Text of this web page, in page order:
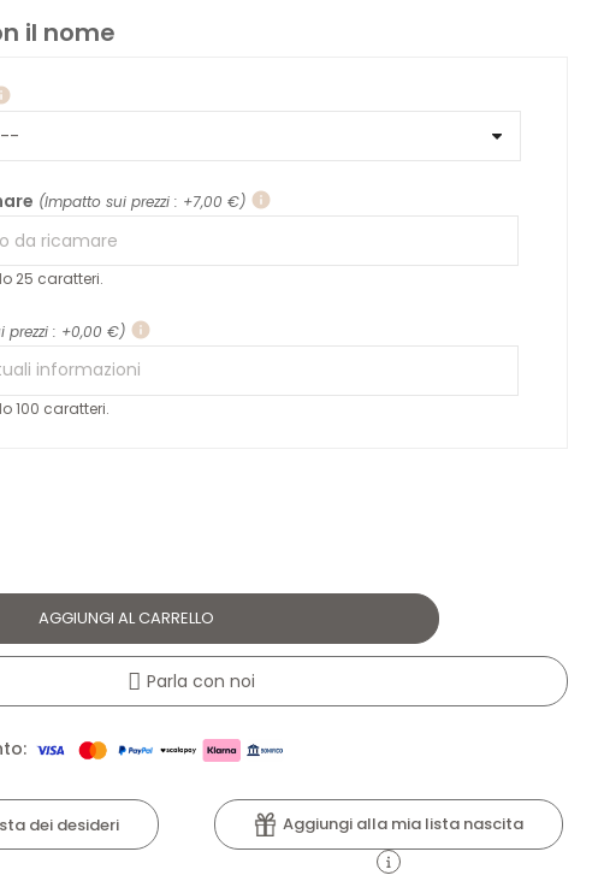
il nome
(Impatto sui prezzi : +7,00 €) info
25 caratteri.
prezzi : +0,00 €) info
100 caratteri.
AGGIUNGI AL CARRELLO
Parla con noi
dei desideri Aggiungi alla mia lista nascita